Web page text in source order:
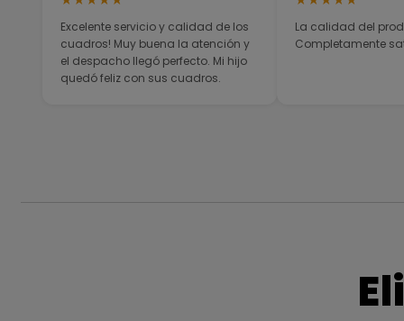
Excelente servicio y calidad de los
cuadros! Muy buena la atención y
el despacho llegó perfecto. Mi hijo
quedó feliz con sus cuadros.
La calidad del
Completamente